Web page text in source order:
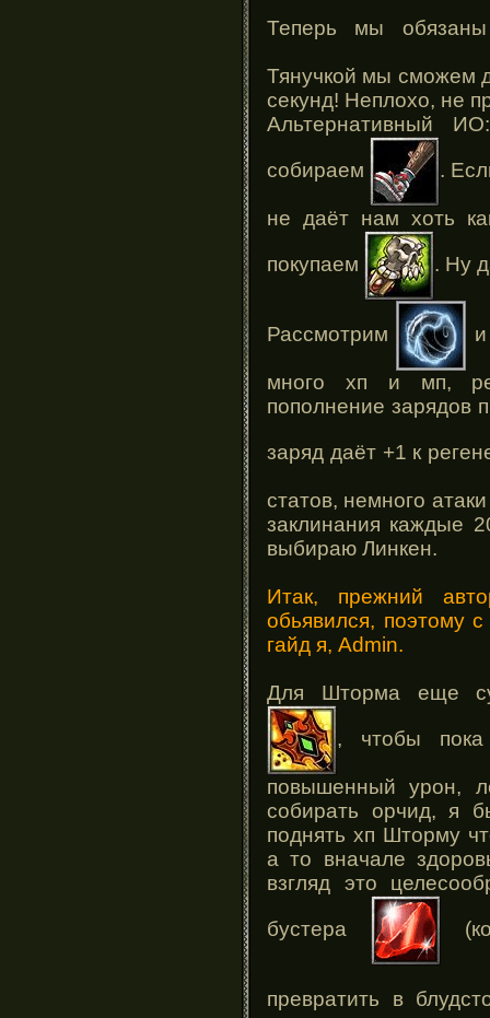
Теперь мы
Тянучкой мы сможем
секунд! Неплохо, не
Альтернативный
собираем .
не даёт нам хоть
покупаем . Ну
Рассмотрим
много хп и мп,
пополнение зарядов
заряд даёт +1 к
статов, немного
заклинания каждые
выбираю Линкен.
Итак, прежний
обьявился, поэтому
гайд я, Admin.
Для Шторма еще
, чтобы
повышенный урон,
собирать орчид, я
поднять хп Шторму
а то вначале
взгляд это
бустера
превратить в